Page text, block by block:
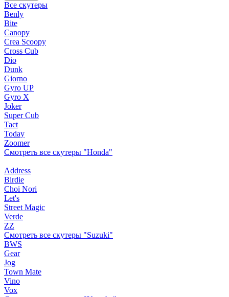
Все скутеры
Benly
Bite
Canopy
Crea Scoopy
Cross Cub
Dio
Dunk
Giorno
Gyro UP
Gyro X
Joker
Super Cub
Tact
Today
Zoomer
Смотреть все скутеры "Honda"
Address
Birdie
Choi Nori
Let's
Street Magic
Verde
ZZ
Смотреть все скутеры "Suzuki"
BWS
Gear
Jog
Town Mate
Vino
Vox